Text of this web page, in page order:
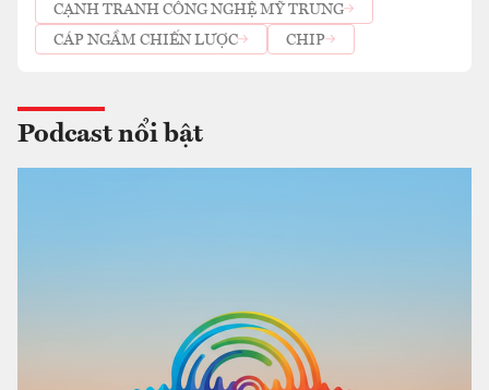
CẠNH TRANH CÔNG NGHỆ MỸ TRUNG
CÁP NGẦM CHIẾN LƯỢC
CHIP
Podcast nổi bật